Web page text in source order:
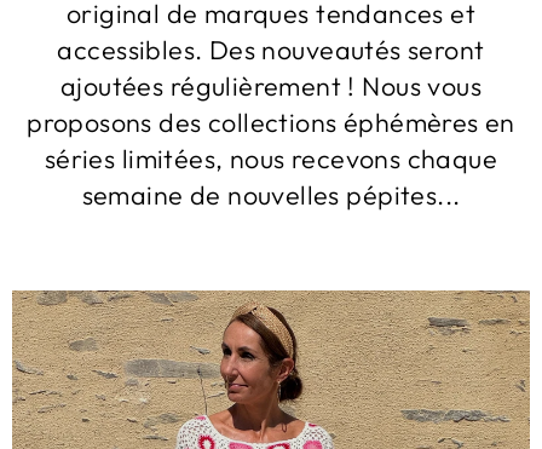
original de marques tendances et
accessibles. Des nouveautés seront
ajoutées régulièrement ! Nous vous
proposons des collections éphémères en
séries limitées, nous recevons chaque
semaine de nouvelles pépites...